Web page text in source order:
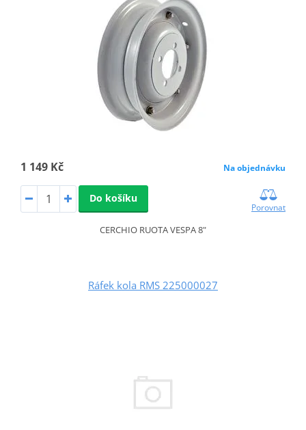
1 149 Kč Na objednávku
Do košíku
Porovnat
CERCHIO RUOTA VESPA 8"
Ráfek kola RMS 225000027